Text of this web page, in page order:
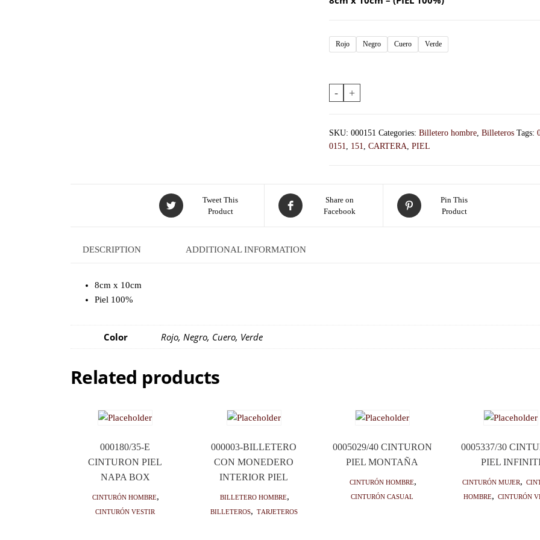
Rojo Negro Cuero Verde
- +
SKU: 000151 Categories: Billetero hombre, Billeteros Tags:
0151, 151, CARTERA, PIEL
Tweet This
Product
Share on
Facebook
Pin This
Product
DESCRIPTION ADDITIONAL INFORMATION
8cm x 10cm
Piel 100%
Color Rojo, Negro, Cuero, Verde
Related products
000180/35-E
CINTURON PIEL
NAPA BOX
Cinturón hombre,
Cinturón vestir
000003-BILLETERO
CON MONEDERO
INTERIOR PIEL
Billetero hombre,
Billeteros, Tarjeteros
0005029/40 CINTURON
PIEL MONTAÑA
Cinturón hombre,
Cinturón casual
0005337/30
PIEL
Cinturón mujer,
hombre, Cinturón